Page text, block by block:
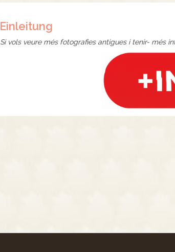
Einleitung
Si vols veure més fotografies antigues i tenir- més